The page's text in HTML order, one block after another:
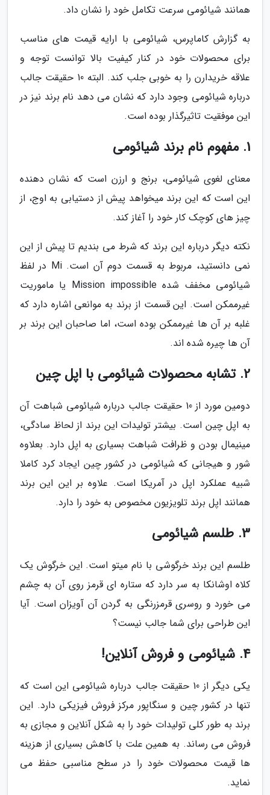
همانند شیائومی سرعت تکامل خود را نشان داد.
به گزارش کاماپرس، شیائومی با ارایه قیمت های مناسب
برای محصولات خود در کنار کیفیت بالا توانست توجه و
علاقه خریدارن را به خوبی جلب کند. البته 10 حقیقت جالب
درباره شیائومی وجود دارد که نشان می دهد نام برند نیز در
این موفقیت تاثیرگذار بوده است.
1. مفهوم نام برند شیائومی
معنای لغوی شیائومی، برنج و ارزن است که نشان دهنده
این است که این برند میخواهد پیش از دستیابی به اوج، از
چیز های کوچک کار خود را آغاز کند.
نکته دیگر درباره این برند که شرط می بندیم تا پیش از این
نمی دانستید، مربوط به قسمت دوم آن است. Mi در لفظ
شیائومی مخفف شده Mission impossible یا ماموریت
غیرممکن است. این قسمت از برند به موانعی اشاره دارد که
غلبه بر آن ها غیرممکن بوده است، اما صاحبان این برند بر
آن ها چیره شده اند.
2. تشابه محصولات شیائومی با اپل چین
دومین مورد از 10 حقیقت جالب درباره شیائومی شباهت آن
به اپل چین است. بیشتر تولیدات این برند از لحاظ سادگی،
مینیمال بودن و ظرافت شباهت بسیاری به اپل دارد. بعلاوه
شور و هیجانی که شیائومی در کشور چین ایجاد کرد کاملا
شبیه عملکرد اپل در آمریکا است. علاوه بر این این برند
همانند اپل برند تلویزیون مخصوص به خود را دارد.
3. طلسم شیائومی
طلسم این برند خرگوشی با نام میتو است. این خرگوش یک
کلاه اوشانکا به سر دارد که ستاره ای قرمز روی آن به چشم
می خورد و روسری قرمزرنگی به گردن آن آویزان است. آیا
این طراحی برای شما جالب نیست؟
4. شیائومی و فروش آنلاین!
یکی دیگر از 10 حقیقت جالب درباره شیائومی این است که
تنها در کشور چین و سنگاپور مرکز فروش فیزیکی دارد. این
برند به طور کلی تولیدات خود را به شکل آنلاین و مجازی به
فروش می رساند. به همین علت با کاهش بسیاری از هزینه
ها قیمت محصولات خود را در سطح مناسبی حفظ می
نماید.